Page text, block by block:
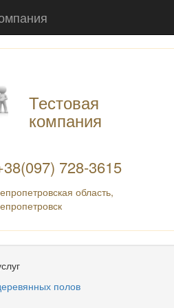
Тестовая
компания
728-3615
область,
полов